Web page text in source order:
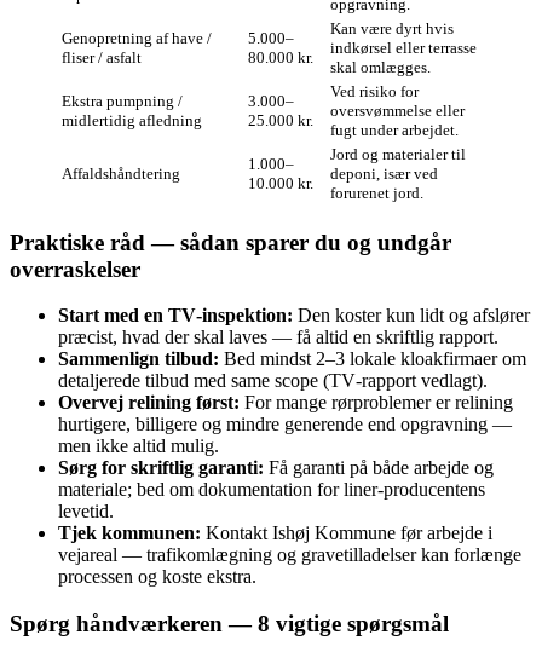
opgravning.
Genopretning af have /
fliser / asfalt
5.000–
80.000 kr.
Kan være dyrt hvis
indkørsel eller terrasse
skal omlægges.
Ekstra pumpning /
midlertidig afledning
3.000–
25.000 kr.
Ved risiko for
oversvømmelse eller
fugt under arbejdet.
Affaldshåndtering
1.000–
10.000 kr.
Jord og materialer til
deponi, især ved
forurenet jord.
Praktiske råd — sådan sparer du og undgår
overraskelser
Start med en TV‑inspektion: Den koster kun lidt og afslører
præcist, hvad der skal laves — få altid en skriftlig rapport.
Sammenlign tilbud: Bed mindst 2–3 lokale kloakfirmaer om
detaljerede tilbud med same scope (TV‑rapport vedlagt).
Overvej relining først: For mange rørproblemer er relining
hurtigere, billigere og mindre generende end opgravning —
men ikke altid mulig.
Sørg for skriftlig garanti: Få garanti på både arbejde og
materiale; bed om dokumentation for liner-producentens
levetid.
Tjek kommunen: Kontakt Ishøj Kommune før arbejde i
vejareal — trafikomlægning og gravetilladelser kan forlænge
processen og koste ekstra.
Spørg håndværkeren — 8 vigtige spørgsmål